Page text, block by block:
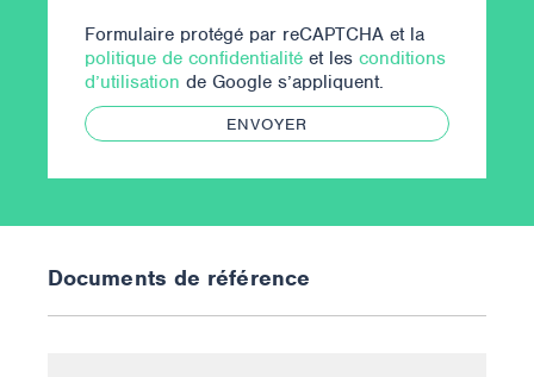
Formulaire protégé par reCAPTCHA et la
politique de confidentialité et lesconditions
d’utilisation de Google s’appliquent.
ENVOYER
Documents de référence